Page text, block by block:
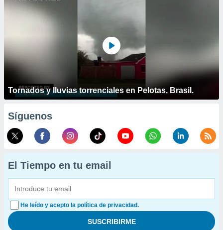
Tornados y lluvias torrenciales en Pelotas, Brasil.
Síguenos
El Tiempo en tu email
He leído y acepto la política de privacidad.